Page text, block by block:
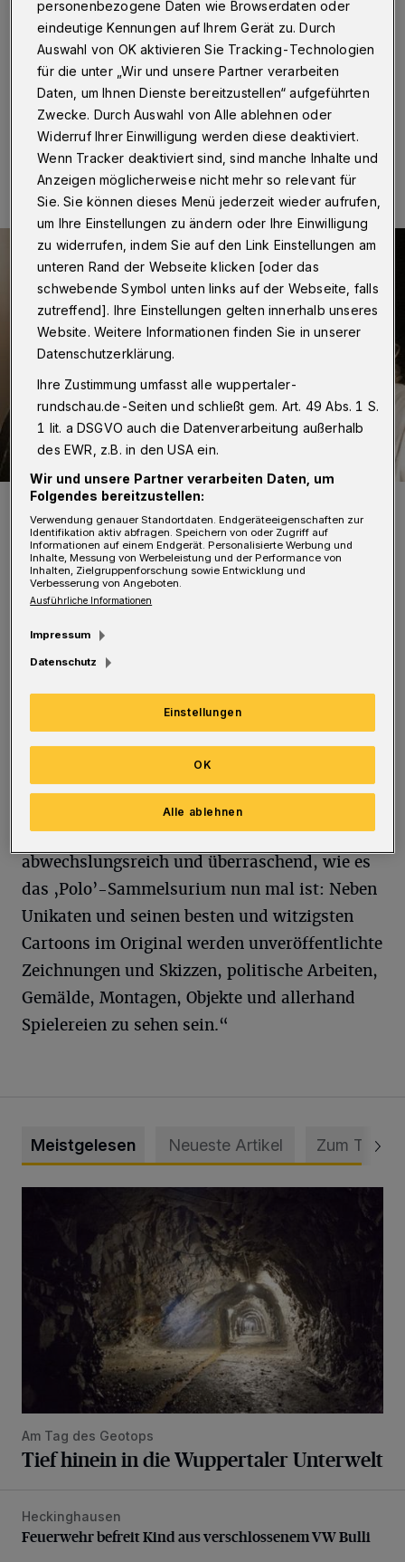
Wuppertal
Das Frankfurter Caricatura-Museum, das
sich selbst „Museum für Komische Kunst“ nennt, ehrt
den 2022 verstorbenen Wuppertaler Cartoonisten
André Poloczek alias „Polo“ mit einer Einzelausstellung.
Eine Minute Lesezeit
André Poloczek im Jahr 2020 mit seiner „Version“ von Friedrich
Engels.
Foto: Bergische VHS
September 2024. André Poloczek hatte seinen
künstlerischen Nachlass der Sammlung des
Caricatura-Museums vererbt.
In der Ausstellungsankündigung heißt es: „Die
Schau wird ebenso bunt, laut und leise,
abwechslungsreich und überraschend, wie es
das ‚Polo’-Sammelsurium nun mal ist: Neben
Unikaten und seinen besten und witzigsten
Cartoons im Original werden unveröffentlichte
Zeichnungen und Skizzen, politische Arbeiten,
Gemälde, Montagen, Objekte und allerhand
Spielereien zu sehen sein.“
Meistgelesen Neueste Artikel Zum Thema
Am Tag des Geotops
Tief hinein in die Wuppertaler Unterwelt
Feuerwehr befreit Kind aus verschlossenem VW Bulli
Heckinghausen
Feuerwehr befreit Kind aus verschlossenem VW Bulli
personenbezogene Daten wie Browserdaten oder
eindeutige Kennungen auf Ihrem Gerät zu. Durch
Auswahl von OK aktivieren Sie Tracking-Technologien
für die unter „Wir und unsere Partner verarbeiten
Daten, um Ihnen Dienste bereitzustellen“ aufgeführten
Zwecke. Durch Auswahl von Alle ablehnen oder
Widerruf Ihrer Einwilligung werden diese deaktiviert.
Wenn Tracker deaktiviert sind, sind manche Inhalte und
Anzeigen möglicherweise nicht mehr so relevant für
Sie. Sie können dieses Menü jederzeit wieder aufrufen,
um Ihre Einstellungen zu ändern oder Ihre Einwilligung
zu widerrufen, indem Sie auf den Link Einstellungen am
unteren Rand der Webseite klicken [oder das
schwebende Symbol unten links auf der Webseite, falls
zutreffend]. Ihre Einstellungen gelten innerhalb unseres
Website. Weitere Informationen finden Sie in unserer
Datenschutzerklärung.
Ihre Zustimmung umfasst alle wuppertaler-
rundschau.de-Seiten und schließt gem. Art. 49 Abs. 1 S.
1 lit. a DSGVO auch die Datenverarbeitung außerhalb
des EWR, z.B. in den USA ein.
Wir und unsere Partner verarbeiten Daten, um
Folgendes bereitzustellen:
Verwendung genauer Standortdaten. Endgeräteeigenschaften zur
Identifikation aktiv abfragen. Speichern von oder Zugriff auf
Informationen auf einem Endgerät. Personalisierte Werbung und
Inhalte, Messung von Werbeleistung und der Performance von
Inhalten, Zielgruppenforschung sowie Entwicklung und
Verbesserung von Angeboten.
Ausführliche Informationen
Impressum
Datenschutz
Einstellungen
Alle ablehnen
OK